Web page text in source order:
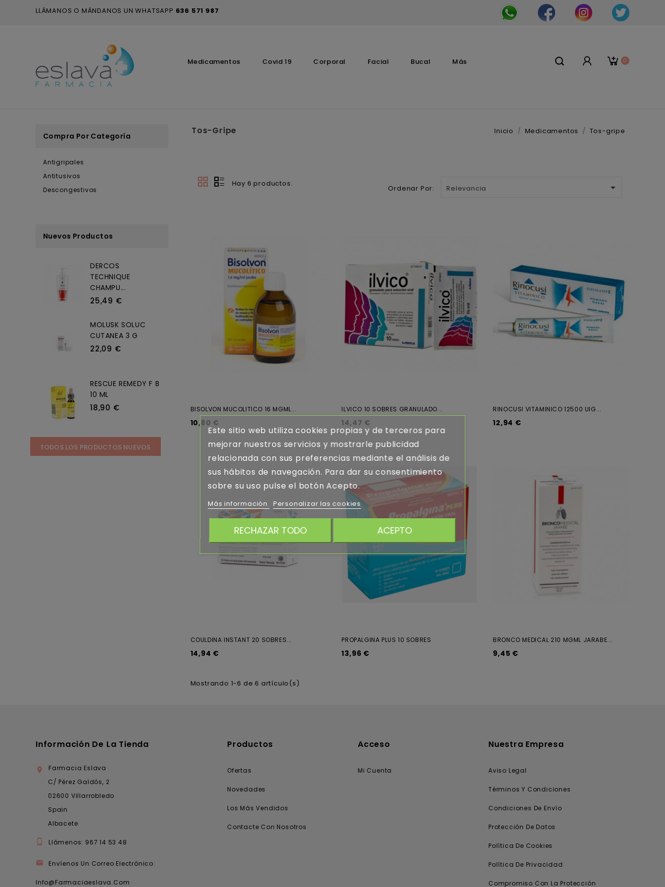
LLÁMANOS O MÁNDANOS UN WHATSAPP 636 571 987
0
Medicamentos Covid 19 Corporal Facial Bucal Más
Compra Por Categoría
Antigripales
Antitusivos
Descongestivos
Nuevos Productos
DERCOS
TECHNIQUE
CHAMPU...
25,49 €
MOLUSK SOLUC
CUTANEA 3 G
22,09 €
RESCUE REMEDY F B
10 ML
18,90 €
TODOS LOS PRODUCTOS NUEVOS
Tos-Gripe Inicio Medicamentos Tos-gripe
Hay 6 productos.
Ordenar Por: Relevancia 
BISOLVON MUCOLITICO 16 MGML...
10,80 €
ILVICO 10 SOBRES GRANULADO...
14,47 €
RINOCUSI VITAMINICO 12500 UIG...
12,94 €
COULDINA INSTANT 20 SOBRES...
14,94 €
PROPALGINA PLUS 10 SOBRES
13,96 €
BRONCO MEDICAL 210 MGML JARABE...
9,45 €
Mostrando 1-6 de 6 artículo(s)
Información De La Tienda

Farmacia Eslava
C/ Pérez Galdós, 2
02600 Villarrobledo
Spain
Albacete
 Llámenos: 967 14 53 48
 Envíenos Un Correo Electrónico:
Info@farmaciaeslava.com
Productos
Ofertas
Novedades
Los Más Vendidos
Contacte Con Nosotros
Acceso
Mi Cuenta
Nuestra Empresa
Aviso Legal
Términos Y Condiciones
Condiciones De Envío
Protección De Datos
Política De Cookies
Política De Privacidad
Compromiso Con La Protección
Este sitio web utiliza cookies propias y de terceros para
mejorar nuestros servicios y mostrarle publicidad
relacionada con sus preferencias mediante el análisis de
sus hábitos de navegación. Para dar su consentimiento
sobre su uso pulse el botón Acepto.
Más información Personalizar las cookies
RECHAZAR TODO ACEPTO